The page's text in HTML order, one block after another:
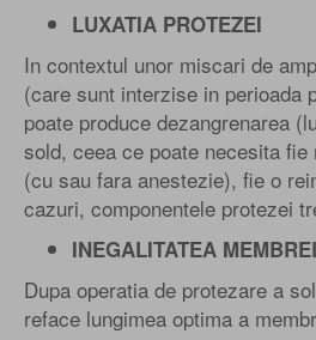
LUXATIA PROTEZEI
In contextul unor miscari de
(care sunt interzise in perioada
poate produce dezangrenarea
sold, ceea ce poate necesita
(cu sau fara anestezie), fie o
cazuri, componentele protezei
INEGALITATEA
Dupa operatia de protezare a
reface lungimea optima a